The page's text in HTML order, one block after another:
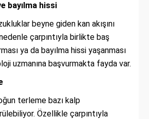
bayılma hissi
beyne giden kan akışını
çarpıntıyla birlikte baş
ya da bayılma hissi yaşanması
uzmanına başvurmakta fayda var.
terleme bazı kalp
Özellikle çarpıntıyla